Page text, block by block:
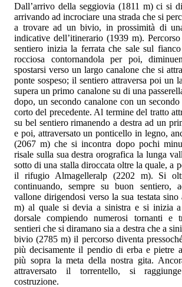
Dall’arrivo della seggiovia (1811 m) ci si
arrivando ad incrociare una strada che si
a trovare ad un bivio, in prossimità di
indicative dell’itinerario (1939 m).
sentiero inizia la ferrata che sale sul
rocciosa contornandola per poi,
spostarsi verso un largo canalone che si
ponte sospeso; il sentiero attraversa poi un
supera un primo canalone su di una
dopo, un secondo canalone con un secondo
corto del precedente. Al termine del tratto
su bel sentiero rimanendo a destra ad un
e poi, attraversato un ponticello in legno,
(2067 m) che si incontra dopo pochi
risale sulla sua destra orografica la lunga
sotto di una stalla diroccata oltre la quale, a
il rifugio Almagelleralp (2202 m). Si
continuando, sempre su buon sentiero,
vallone dirigendosi verso la sua testata
m) al quale si devia a sinistra e si inizia
dorsale compiendo numerosi tornanti e
sentieri che si diramano sia a destra che a
bivio (2785 m) il percorso diventa
più decisamente il pendio di erba e pietre
più sopra la meta della nostra gita.
attraversato il torrentello, si
costruzione.